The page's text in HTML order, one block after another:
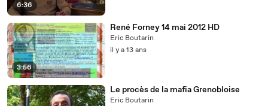
6:36
3:56
René Forney 14 mai 2012 HD
Eric Boutarin
il y a 13 ans
Le procès de la mafia Grenobloise
Eric Boutarin